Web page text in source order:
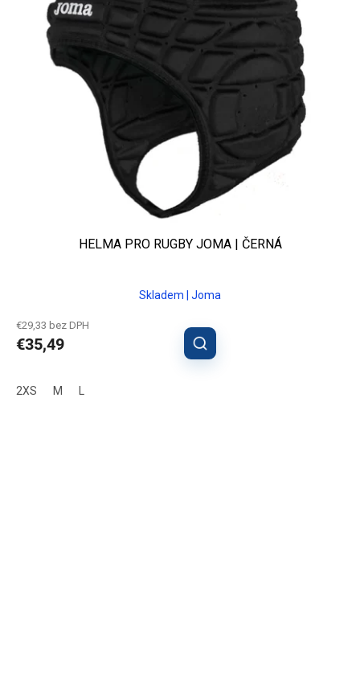
HELMA PRO RUGBY JOMA | ČERNÁ
Skladem | Joma
€29,33 bez DPH
€35,49
2XS M